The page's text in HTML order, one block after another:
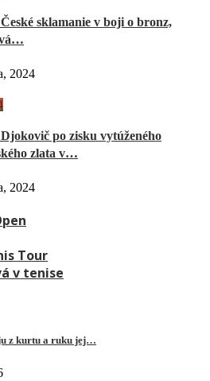
sklamanie v boji o bronz,
2024
po zisku vytúženého
zlata v…
2024
Tour
v tenise
z kurtu a ruku jej…